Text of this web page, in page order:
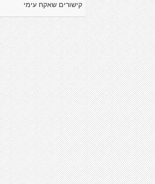
קישורים שאקח עימי